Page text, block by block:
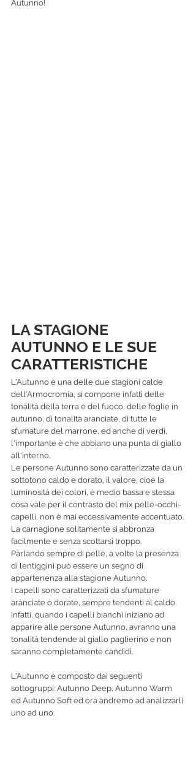
Autunno!
LA STAGIONE
AUTUNNO E LE SUE
CARATTERISTICHE
L'Autunno è una delle due stagioni calde
dell'Armocromia, si compone infatti delle
tonalità della terra e del fuoco, delle foglie in
autunno, di tonalità aranciate, di tutte le
sfumature del marrone, ed anche di verdi,
l'importante è che abbiano una punta di giallo
all'interno.
Le persone Autunno sono caratterizzate da un
sottotono caldo e dorato, il valore, cioè la
luminosità dei colori, è medio bassa e stessa
cosa vale per il contrasto del mix pelle-occhi-
capelli, non è mai eccessivamente accentuato.
La carnagione solitamente si abbronza
facilmente e senza scottarsi troppo.
Parlando sempre di pelle, a volte la presenza
di lentiggini può essere un segno di
appartenenza alla stagione Autunno.
I capelli sono caratterizzati da sfumature
aranciate o dorate, sempre tendenti al caldo.
Infatti, quando i capelli bianchi iniziano ad
apparire alle persone Autunno, avranno una
tonalità tendende al giallo paglierino e non
saranno completamente candidi.
L'Autunno è composto dai seguenti
sottogruppi: Autunno Deep, Autunno Warm
ed Autunno Soft ed ora andremo ad analizzarli
uno ad uno.